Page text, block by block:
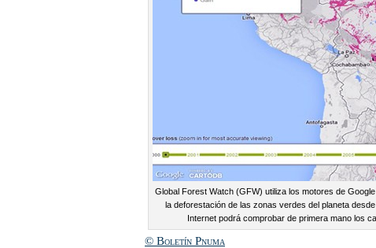
Global Forest Watch (GFW) utiliza los motores de
la deforestación de las zonas verdes del planeta
Internet podrá comprobar de primera mano los
© Boletín Pnuma